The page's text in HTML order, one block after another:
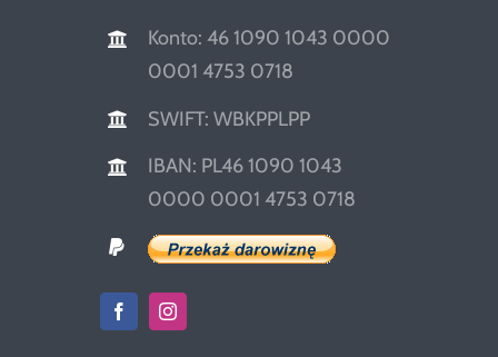
Konto: 46 1090 1043 0000
0001 4753 0718
SWIFT: WBKPPLPP
IBAN: PL46 1090 1043
0000 0001 4753 0718